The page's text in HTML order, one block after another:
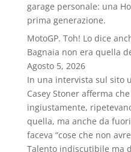
garage personale: una
prima generazione.
MotoGP. Toh! Lo dice
Bagnaia non era quella
Agosto 5, 2026
In una intervista sul sito
Casey Stoner afferma
ingiustamente,
quella, ma anche da
faceva “cose che non
Talento indiscutibile ma